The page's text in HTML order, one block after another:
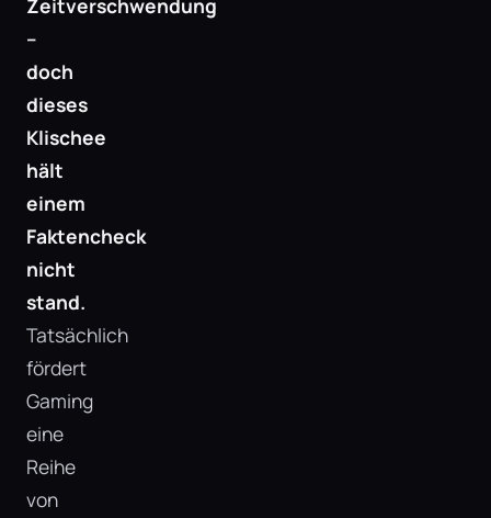
Zeitverschwendung
–
doch
dieses
Klischee
hält
einem
Faktencheck
nicht
stand.
Tatsächlich
fördert
Gaming
eine
Reihe
von